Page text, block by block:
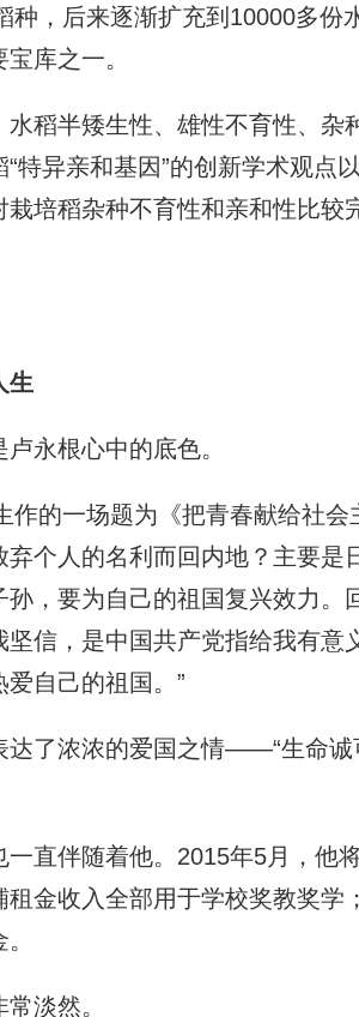
种，后来逐渐扩充到10000多份
库之一。
半矮生性、雄性不育性、杂
特异亲和基因”的创新学术观点
培稻杂种不育性和亲和性比
永根心中的底色。
的一场题为《把青春献给社会
个人的名利而回内地？主要是
，要为自己的祖国复兴效力。
信，是中国共产党指给我有
自己的祖国。”
了浓浓的爱国之情——“生命诚
伴随着他。2015年5月，他
金收入全部用于学校奖教奖学
淡然。